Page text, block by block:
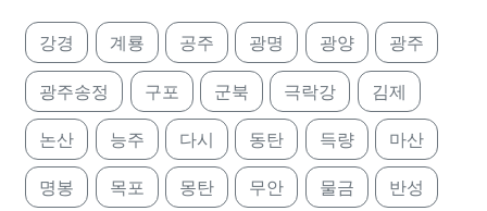
강경 계룡 공주 광명 광양 광주
광주송정 구포 군북 극락강 김제
논산 능주 다시 동탄 득량 마산
명봉 목포 몽탄 무안 물금 반성